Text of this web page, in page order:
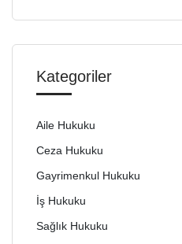
Kategoriler
Aile Hukuku
Ceza Hukuku
Gayrimenkul Hukuku
İş Hukuku
Sağlık Hukuku